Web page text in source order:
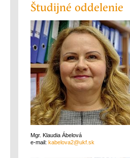
Študijné oddelenie
Mgr. Klaudia Ábelová
e-mail: